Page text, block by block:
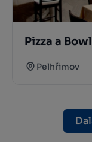
Pizza a
Pelhřimov